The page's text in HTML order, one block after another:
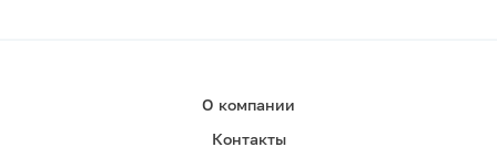
О компании
Контакты